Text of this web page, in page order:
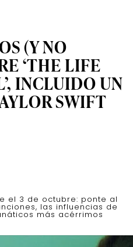
(Y NO
‘THE LIFE
INCLUIDO UN
SWIFT
el 3 de octubre: ponte al
las influencias de
más acérrimos